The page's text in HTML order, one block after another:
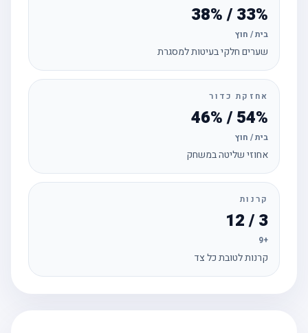
33% / 38%
בית / חוץ
שערים חלקי בעיטות למסגרת
אחזקת כדור
54% / 46%
בית / חוץ
אחוזי שליטה במשחק
קרנות
3 / 12
קרנות לטובת כל צד